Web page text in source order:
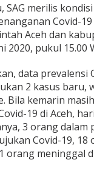
SAG merilis
Covid-
Aceh dan
2020, pukul 15.00
data prevalensi
2 kasus baru,
Bila kemarin
19 di Aceh,
3 orang dalam
Covid-19, 18
orang meninggal